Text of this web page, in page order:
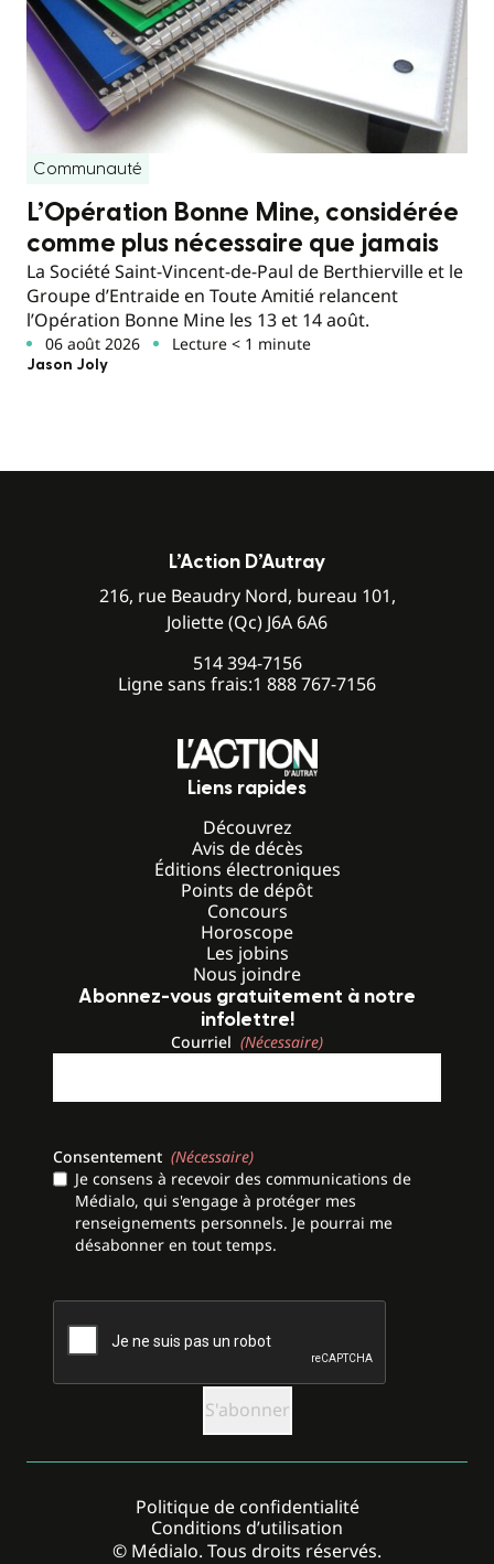
Communauté
L’Opération Bonne Mine, considérée
comme plus nécessaire que jamais
La Société Saint-Vincent-de-Paul de Berthierville et le
Groupe d’Entraide en Toute Amitié relancent
l’Opération Bonne Mine les 13 et 14 août.
06 août 2026 Lecture < 1 minute
Jason Joly
L’Action D’Autray
216, rue Beaudry Nord, bureau 101,
Joliette (Qc) J6A 6A6
514 394-7156
Ligne sans frais:1 888 767-7156
Liens rapides
Découvrez
Avis de décès
Éditions électroniques
Points de dépôt
Concours
Horoscope
Les jobins
Nous joindre
Abonnez-vous gratuitement à notre
infolettre!
Courriel (Nécessaire)
Consentement (Nécessaire)
Je consens à recevoir des communications de
Médialo, qui s'engage à protéger mes
renseignements personnels. Je pourrai me
désabonner en tout temps.
CAPTCHA
© Médialo. Tous droits réservés.
Politique de confidentialité
Conditions d’utilisation